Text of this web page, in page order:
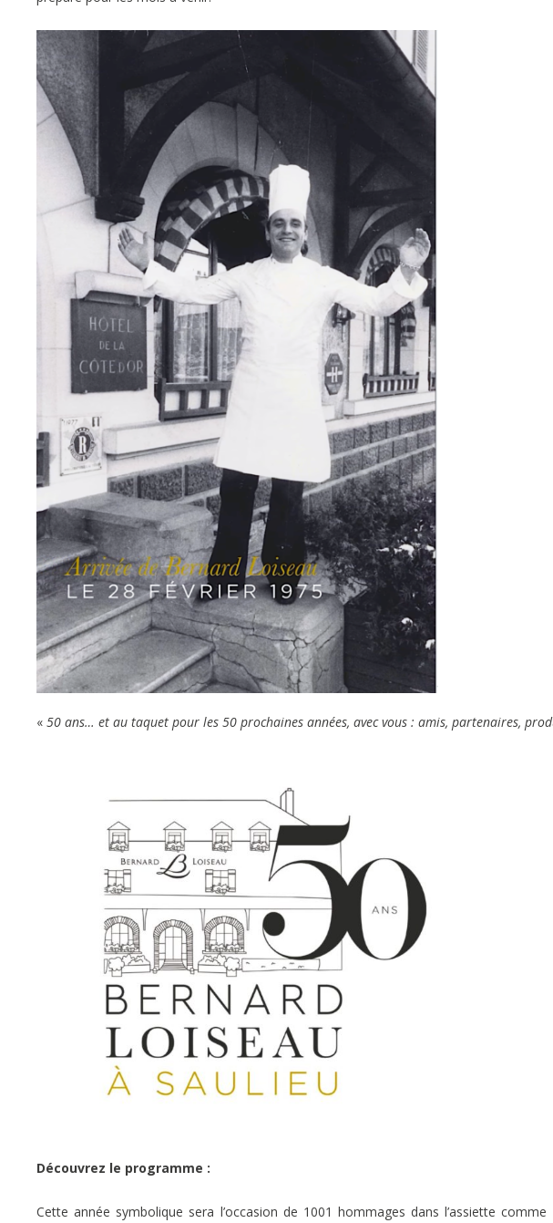
« 50 ans… et au taquet pour les 50 prochaines années, avec vous : amis, partenaires,
Découvrez le programme :
Cette année symbolique sera l’occasion de 1001 hommages dans l’assiette